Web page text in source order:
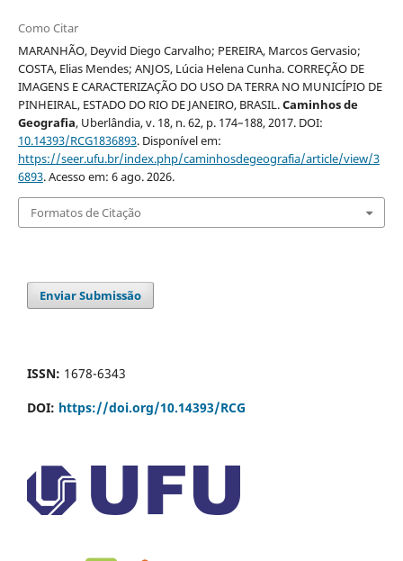
Como Citar
MARANHÃO, Deyvid Diego Carvalho; PEREIRA, Marcos Gervasio;
COSTA, Elias Mendes; ANJOS, Lúcia Helena Cunha. CORREÇÃO DE
IMAGENS E CARACTERIZAÇÃO DO USO DA TERRA NO MUNICÍPIO DE
PINHEIRAL, ESTADO DO RIO DE JANEIRO, BRASIL.Caminhos de
Geografia, Uberlândia, v. 18, n. 62, p. 174–188, 2017. DOI:
10.14393/RCG1836893. Disponível em:
https://seer.ufu.br/index.php/caminhosdegeografia/article/view/3
6893. Acesso em: 6 ago. 2026.
Formatos de Citação
Enviar Submissão
ISSN: 1678-6343
DOI: https://doi.org/10.14393/RCG